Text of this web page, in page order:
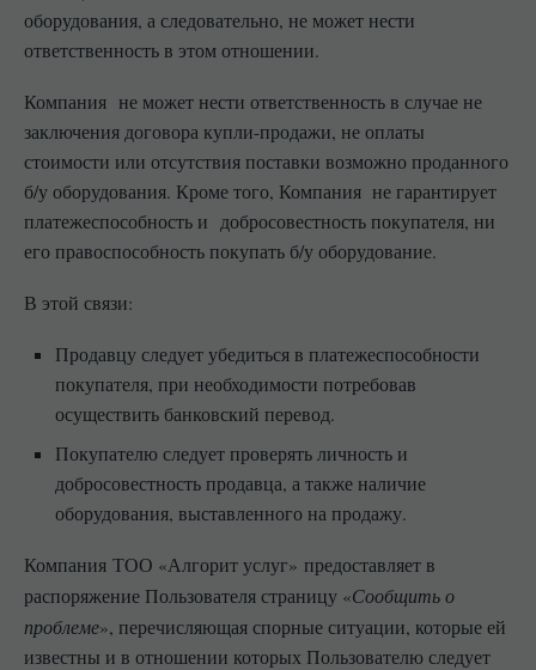
оборудования, а следовательно, не может нести
ответственность в этом отношении.
Компания не может нести ответственность в случае не
заключения договора купли-продажи, не оплаты
стоимости или отсутствия поставки возможно проданного
б/у оборудования. Кроме того, Компания не гарантирует
платежеспособность и добросовестность покупателя, ни
его правоспособность покупать б/у оборудование.
В этой связи:
Продавцу следует убедиться в платежеспособности
покупателя, при необходимости потребовав
осуществить банковский перевод.
Покупателю следует проверять личность и
добросовестность продавца, а также наличие
оборудования, выставленного на продажу.
Компания ТОО «Алгорит услуг» предоставляет в
распоряжение Пользователя страницу «Сообщить о
проблеме», перечисляющая спорные ситуации, которые ей
известны и в отношении которых Пользователю следует